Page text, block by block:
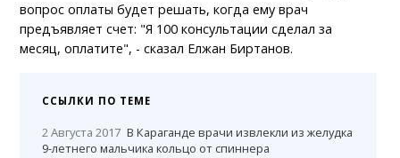
вопрос оплаты будет решать, когда ему врач
предъявляет счет: "Я 100 консультации сделал за
месяц, оплатите", - сказал Елжан Биртанов.
ССЫЛКИ ПО ТЕМЕ
2 Августа 2017 В Караганде врачи извлекли из желудка
9-летнего мальчика кольцо от спиннера